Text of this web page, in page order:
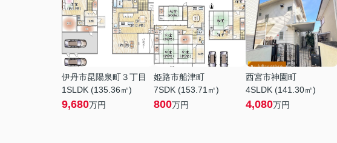
伊丹市昆陽泉町３丁目
1SLDK (135.36㎡)
9,680万円
姫路市船津町
7SDK (153.71㎡)
800万円
西宮市神園町
4SLDK (141.30㎡)
4,080万円